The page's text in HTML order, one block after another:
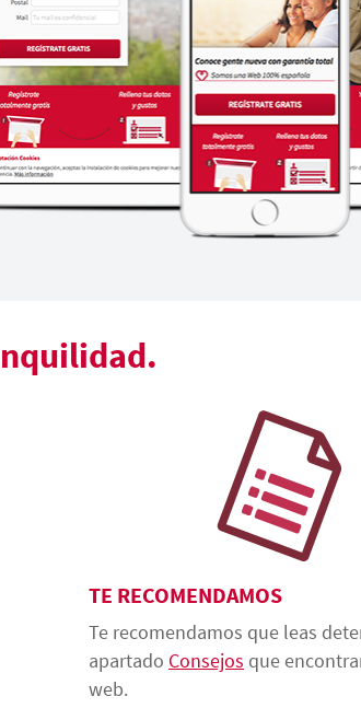
TE RECOMENDAMOS
Te recomendamos que leas
apartado Consejos que
web.